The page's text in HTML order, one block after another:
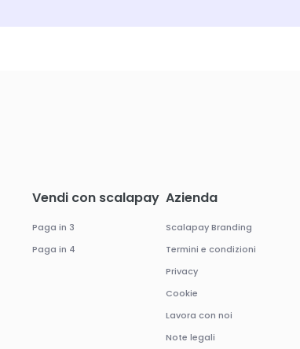
Vendi con scalapay
Paga in 3
Paga in 4
Azienda
Scalapay Branding
Termini e condizioni
Privacy
Cookie
Lavora con noi
Note legali